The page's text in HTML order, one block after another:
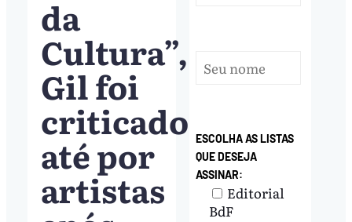
da
Cultura”,
Gil foi
criticado
até por
artistas
ESCOLHA AS LISTAS
QUE DESEJA
ASSINAR:
Editorial
BdF